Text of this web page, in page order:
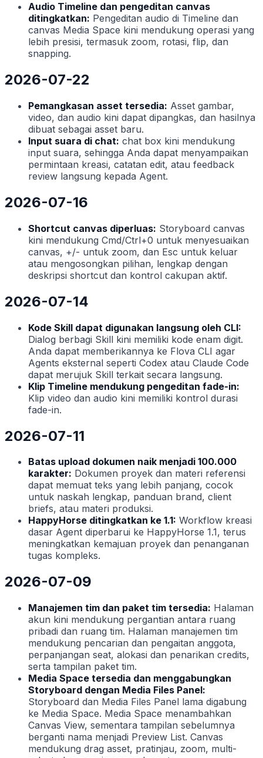
Audio Timeline dan pengeditan canvas
ditingkatkan: Pengeditan audio di Timeline dan
canvas Media Space kini mendukung operasi yang
lebih presisi, termasuk zoom, rotasi, flip, dan
snapping.
2026-07-22
Pemangkasan asset tersedia: Asset gambar,
video, dan audio kini dapat dipangkas, dan hasilnya
dibuat sebagai asset baru.
Input suara di chat: chat box kini mendukung
input suara, sehingga Anda dapat menyampaikan
permintaan kreasi, catatan edit, atau feedback
review langsung kepada Agent.
2026-07-16
Shortcut canvas diperluas: Storyboard canvas
kini mendukung Cmd/Ctrl+0 untuk menyesuaikan
canvas, +/- untuk zoom, dan Esc untuk keluar
atau mengosongkan pilihan, lengkap dengan
deskripsi shortcut dan kontrol cakupan aktif.
2026-07-14
Kode Skill dapat digunakan langsung oleh CLI:
Dialog berbagi Skill kini memiliki kode enam digit.
Anda dapat memberikannya ke Flova CLI agar
Agents eksternal seperti Codex atau Claude Code
dapat merujuk Skill terkait secara langsung.
Klip Timeline mendukung pengeditan fade-in:
Klip video dan audio kini memiliki kontrol durasi
fade-in.
2026-07-11
Batas upload dokumen naik menjadi 100.000
karakter: Dokumen proyek dan materi referensi
dapat memuat teks yang lebih panjang, cocok
untuk naskah lengkap, panduan brand, client
briefs, atau materi produksi.
HappyHorse ditingkatkan ke 1.1: Workflow kreasi
dasar Agent diperbarui ke HappyHorse 1.1, terus
meningkatkan kemajuan proyek dan penanganan
tugas kompleks.
2026-07-09
Manajemen tim dan paket tim tersedia: Halaman
akun kini mendukung pergantian antara ruang
pribadi dan ruang tim. Halaman manajemen tim
mendukung pencarian dan pengaitan anggota,
perpanjangan seat, alokasi dan penarikan credits,
serta tampilan paket tim.
Media Space tersedia dan menggabungkan
Storyboard dengan Media Files Panel:
Storyboard dan Media Files Panel lama digabung
ke Media Space. Media Space menambahkan
Canvas View, sementara tampilan sebelumnya
berganti nama menjadi Preview List. Canvas
mendukung drag asset, pratinjau, zoom, multi-